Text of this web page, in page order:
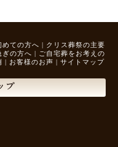
めての方へ | クリス葬祭の主要
ぎの方へ | ご自宅葬をお考えの
| お客様のお声 | サイトマップ
プ